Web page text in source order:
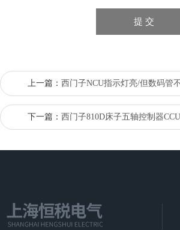
上一篇： 西门子NCU指示灯亮/但数码管
下一篇： 西门子810D床子五轴控制器